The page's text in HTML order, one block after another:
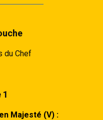
du Chef
1
Majesté (V) :